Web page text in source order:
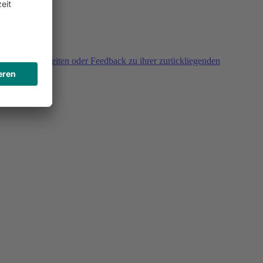
Unklarheiten oder Feedback zu ihrer zurückliegenden